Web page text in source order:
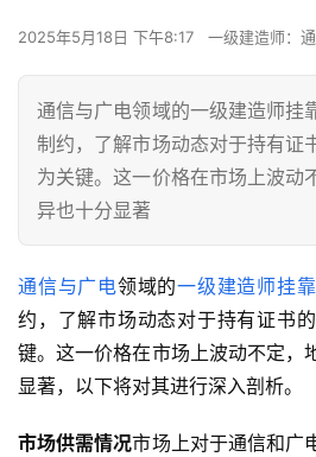
2025年5月18日 下午8:17 一级建造师：
通信与广电领域的一级建造师挂
制约，了解市场动态对于持有证
为关键。这一价格在市场上波动
异也十分显著
通信与广电领域的一级建造师挂
约，了解市场动态对于持有证书
键。这一价格在市场上波动不定，
显著，以下将对其进行深入剖析。
市场供需情况市场上对于通信和广